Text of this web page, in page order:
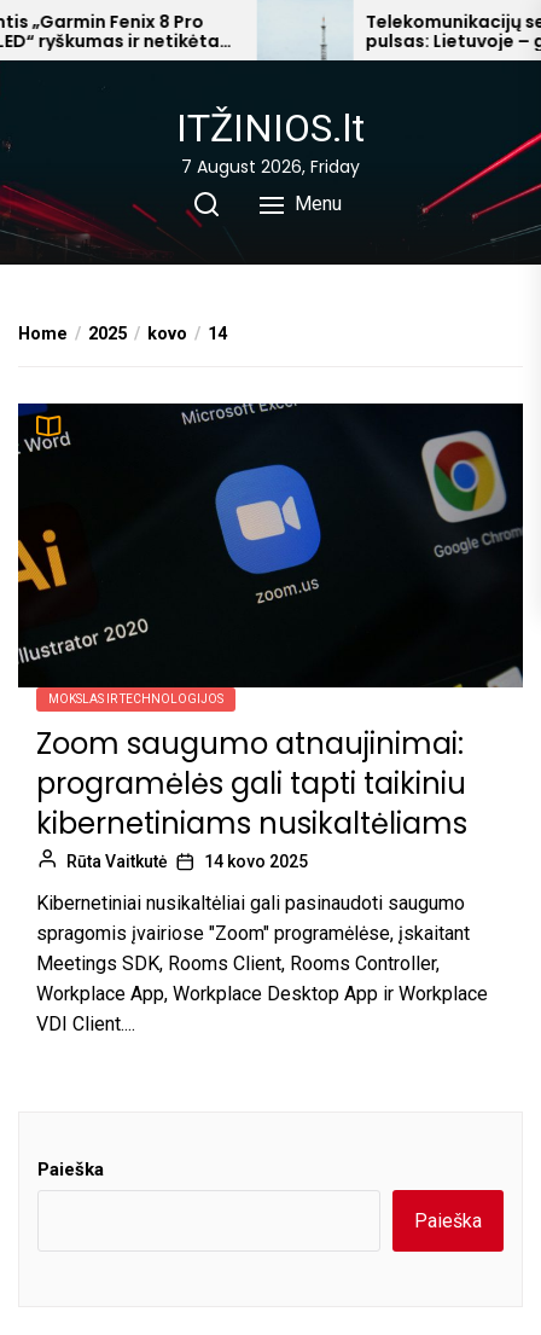
Skip
to
Fenix 8 Pro
ryškumas ir netikėta
prabanga
Telekomunikacijų
pulsas: Lietuvoje –
mokesčių, Afrikoje –
ITŽINIOS.lt
7 August 2026, Friday
Menu
Home 2025 kovo 14
MOKSLAS IR TECHNOLOGIJOS
Zoom saugumo atnaujinimai:
programėlės gali tapti taikiniu
kibernetiniams nusikaltėliams
Rūta Vaitkutė 14 kovo 2025
Kibernetiniai nusikaltėliai gali pasinaudoti saugumo
spragomis įvairiose "Zoom" programėlėse, įskaitant
Meetings SDK, Rooms Client, Rooms Controller,
Workplace App, Workplace Desktop App ir Workplace
VDI Client....
Paieška
Paieška